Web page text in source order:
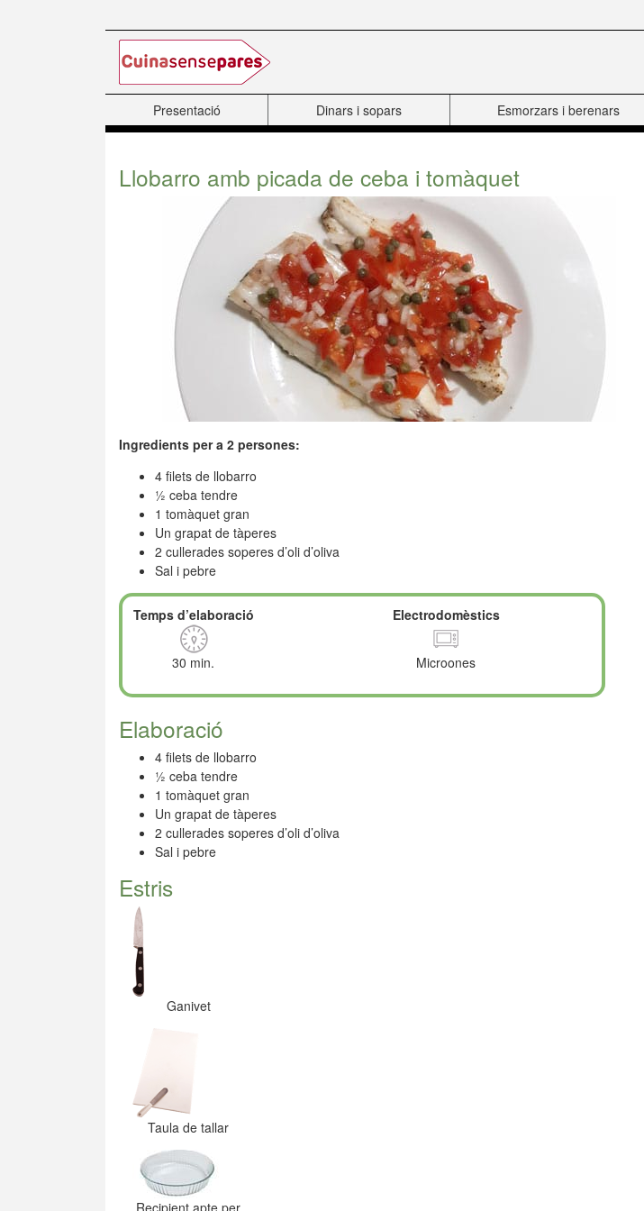
Presentació Dinars i sopars Esmorzars i berenars
Llobarro amb picada de ceba i tomàquet
Ingredients per a 2 persones:
4 filets de llobarro
½ ceba tendre
1 tomàquet gran
Un grapat de tàperes
2 cullerades soperes d’oli d’oliva
Sal i pebre
Temps d’elaboració
30 min.
Electrodomèstics
Microones
Elaboració
4 filets de llobarro
½ ceba tendre
1 tomàquet gran
Un grapat de tàperes
2 cullerades soperes d’oli d’oliva
Sal i pebre
Estris
Ganivet
Taula de tallar